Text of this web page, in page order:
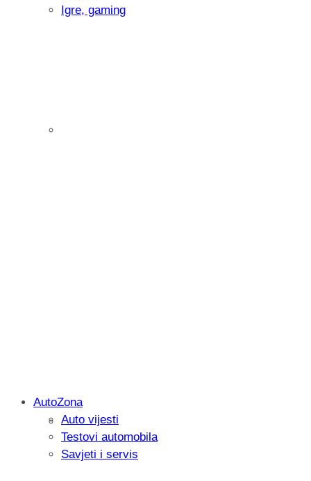
Igre, gaming
Savjetujemo: Što učiniti kada vaš
AutoZona
Auto vijesti
Testovi automobila
Savjeti i servis